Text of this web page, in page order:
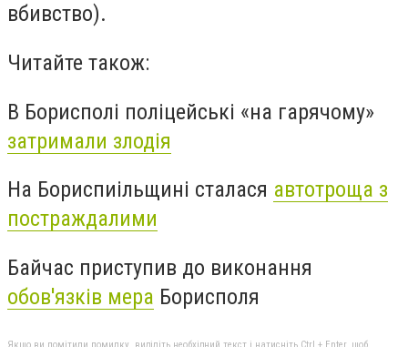
вбивство).
Читайте також:
В Борисполі поліцейські «на гарячому»
затримали злодія
На Бориспиільщині сталася автотроща з
постраждалими
Байчас приступив до виконання
обов'язків мера Борисполя